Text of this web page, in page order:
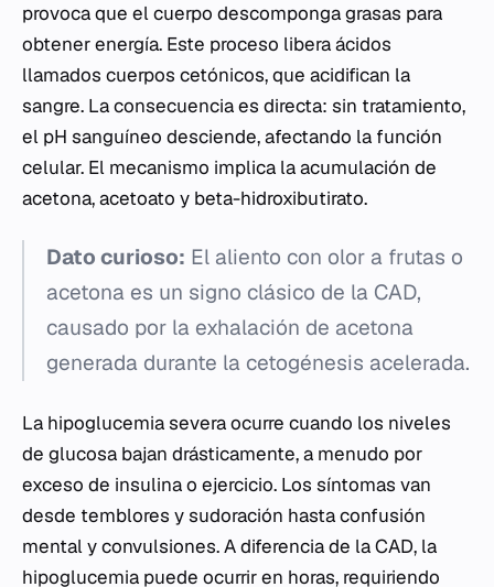
provoca que el cuerpo descomponga grasas para
obtener energía. Este proceso libera ácidos
llamados cuerpos cetónicos, que acidifican la
sangre. La consecuencia es directa: sin tratamiento,
el pH sanguíneo desciende, afectando la función
celular. El mecanismo implica la acumulación de
acetona, acetoato y beta-hidroxibutirato.
Dato curioso: El aliento con olor a frutas o
acetona es un signo clásico de la CAD,
causado por la exhalación de acetona
generada durante la cetogénesis acelerada.
La hipoglucemia severa ocurre cuando los niveles
de glucosa bajan drásticamente, a menudo por
exceso de insulina o ejercicio. Los síntomas van
desde temblores y sudoración hasta confusión
mental y convulsiones. A diferencia de la CAD, la
hipoglucemia puede ocurrir en horas, requiriendo